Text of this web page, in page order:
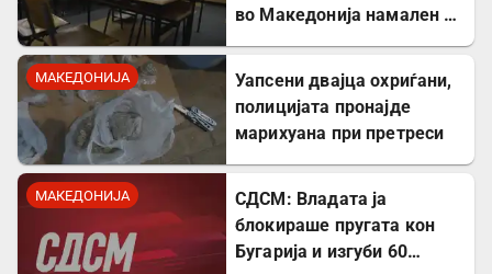
во Македонија намален за
МАКЕДОНИЈА
Уапсени двајца охриѓани,
полицијата пронајде
марихуана при претреси
МАКЕДОНИЈА
СДСМ: Владата ја
блокираше пругата кон
Бугарија и изгуби 60